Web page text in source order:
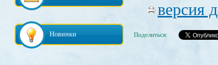
Новинки
версия
Поделиться: